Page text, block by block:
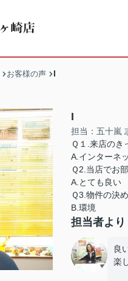
お客様の声 I
I
担当：五十嵐
Ｑ１.来店のき
A.インターネ
Ｑ2.当店でお
A.とても良い
Ｑ3.物件の決
B.環境
担当者より
良
楽